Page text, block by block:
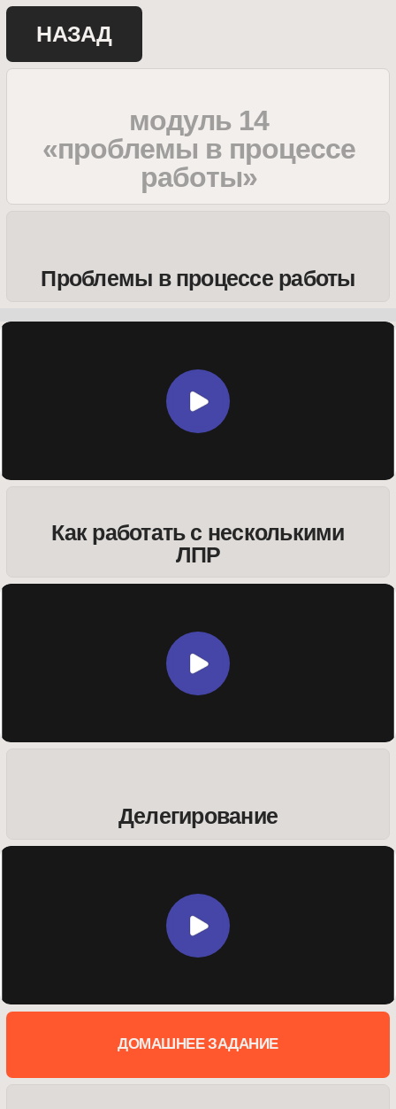
НАЗАД
«проблемы в процессе
работы»
Проблемы в процессе работы
Как работать с несколькими
Делегирование
ДОМАШНЕЕ ЗАДАНИЕ
Дедлайны
как расстаться с клиентом